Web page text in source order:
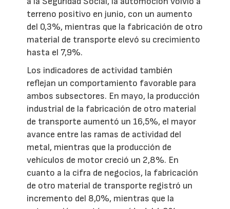
terreno positivo en junio, con un aumento
del 0,3%, mientras que la fabricación de otro
material de transporte elevó su crecimiento
hasta el 7,9%.
Los indicadores de actividad también
reflejan un comportamiento favorable para
ambos subsectores. En mayo, la producción
industrial de la fabricación de otro material
de transporte aumentó un 16,5%, el mayor
avance entre las ramas de actividad del
metal, mientras que la producción de
vehículos de motor creció un 2,8%. En
cuanto a la cifra de negocios, la fabricación
de otro material de transporte registró un
incremento del 8,0%, mientras que la